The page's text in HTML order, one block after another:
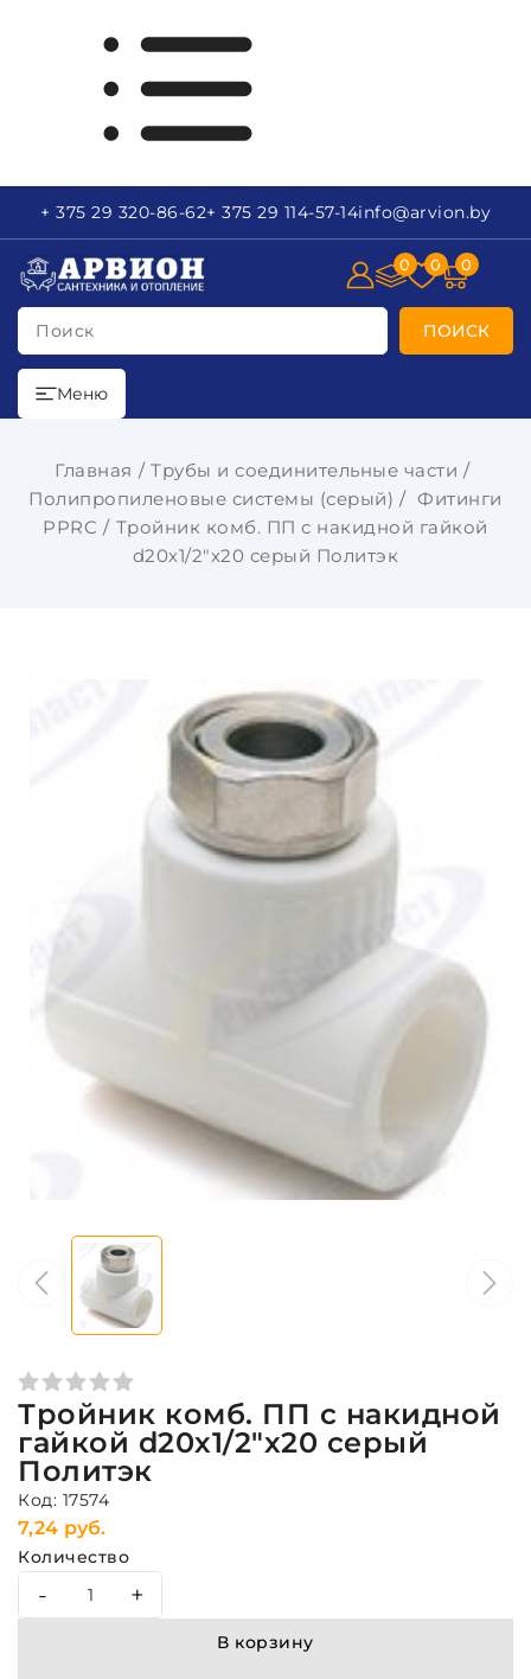
+ 375 29 320-86-62+ 375 29 114-57-14info@arvion.by
Поиск ПОИСК
0 0 0
Меню
Главная
Трубы и соединительные части
Полипропиленовые системы (серый)
Фитинги
PPRC
Тройник комб. ПП с накидной гайкой
d20х1/2"х20 серый Политэк
Тройник комб. ПП с накидной
гайкой d20х1/2"х20 серый
Политэк
Код: 17574
7,24 руб.
Количество
- +
В корзину